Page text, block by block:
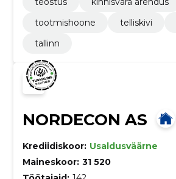
tootmishoone
telliskivi
tallinn
NORDECON AS
Krediidiskoor: Usaldusväärne
Maineskoor: 31 520